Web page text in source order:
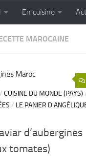
En cuisine
MAROCAINE
/ CUISINE DU MONDE (PAYS)
/ LE PANIER
d’aubergines
tomates)